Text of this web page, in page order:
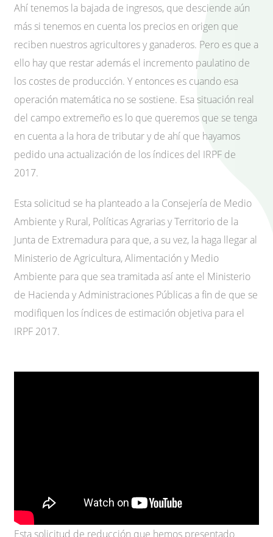
Ahí tenemos la bajada de ingresos, que desciende aún
más si tenemos en cuenta los precios en origen que
reciben nuestros agricultores y ganaderos. Pero es que a
ello hay que restar además el incremento paulatino de
los costes de producción. Y entonces es cuando esa
operación matemática no se sostiene. Esa situación real
del campo extremeño es lo que queremos que se tenga
en cuenta a la hora de tributar y de ahí que hayamos
pedido una actualización de los índices del IRPF de
2017.
Esta solicitud se ha planteado a la Consejería de Medio
Ambiente y Rural, Políticas Agrarias y Territorio de la
Junta de Extremadura para que, a su vez, la haga llegar al
Ministerio de Agricultura, Alimentación y Medio
Ambiente para que sea tramitada así ante el Ministerio
de Hacienda y Administraciones Públicas a fin de que se
modifiquen los índices de estimación objetiva para el
IRPF 2017.
Esta solicitud de reducción que hemos presentado